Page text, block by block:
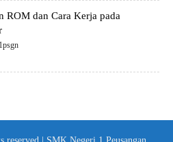
ROM dan Cara Kerja pada